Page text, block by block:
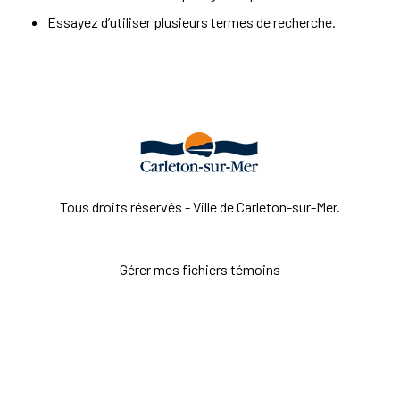
Essayez d’utiliser plusieurs termes de recherche.
Tous droits réservés - Ville de Carleton-sur-Mer.
Gérer mes fichiers témoins